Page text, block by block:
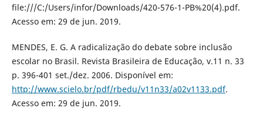
file:///C:/Users/infor/Downloads/420-576-1-PB%20(4).pdf.
Acesso em: 29 de jun. 2019.
MENDES, E. G. A radicalização do debate sobre inclusão
escolar no Brasil. Revista Brasileira de Educação, v.11 n. 33
p. 396-401 set./dez. 2006. Disponível em:
http://www.scielo.br/pdf/rbedu/v11n33/a02v1133.pdf.
Acesso em: 29 de jun. 2019.